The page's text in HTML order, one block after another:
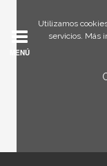
Utilizamos
servicios. Más
MENÚ